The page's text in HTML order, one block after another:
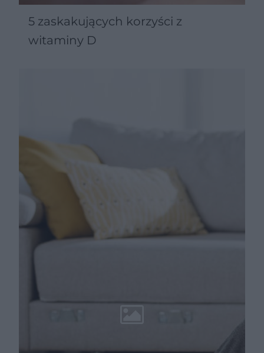
5 zaskakujących korzyści z
witaminy D